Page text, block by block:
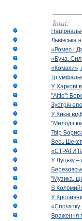
Інші:
Львівська
«Ромео і
«Буча.
«Комахи»,
У Харкові
"Altio":
Зустріч
У Києві
"Мелодії
Твір
Весь
У Луцьку –
"Музика,
В
У
«Спочатку
Враження